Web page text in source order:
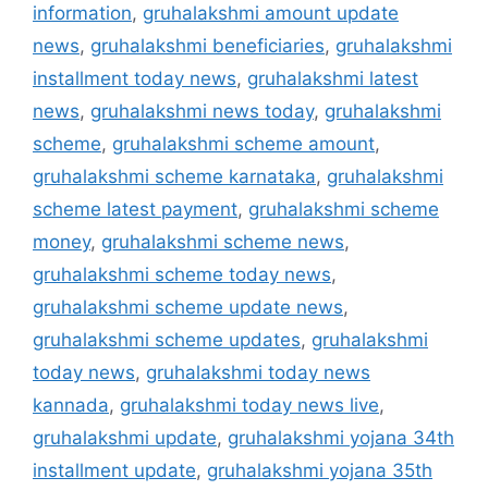
information, gruhalakshmi amount update
news, gruhalakshmi beneficiaries, gruhalakshmi
installment today news, gruhalakshmi latest
news, gruhalakshmi news today, gruhalakshmi
scheme, gruhalakshmi scheme amount,
gruhalakshmi scheme karnataka, gruhalakshmi
scheme latest payment, gruhalakshmi scheme
money, gruhalakshmi scheme news,
gruhalakshmi scheme today news,
gruhalakshmi scheme update news,
gruhalakshmi scheme updates, gruhalakshmi
today news, gruhalakshmi today news
kannada, gruhalakshmi today news live,
gruhalakshmi update, gruhalakshmi yojana 34th
installment update, gruhalakshmi yojana 35th